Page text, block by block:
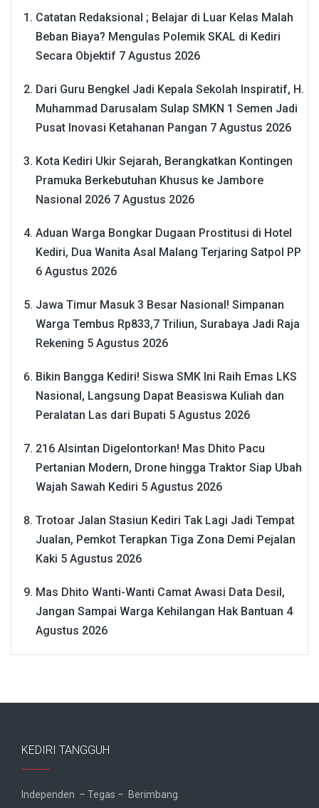
Catatan Redaksional ; Belajar di Luar Kelas Malah
Beban Biaya? Mengulas Polemik SKAL di Kediri
Secara Objektif 7 Agustus 2026
Dari Guru Bengkel Jadi Kepala Sekolah Inspiratif, H.
Muhammad Darusalam Sulap SMKN 1 Semen Jadi
Pusat Inovasi Ketahanan Pangan 7 Agustus 2026
Kota Kediri Ukir Sejarah, Berangkatkan Kontingen
Pramuka Berkebutuhan Khusus ke Jambore
Nasional 2026 7 Agustus 2026
Aduan Warga Bongkar Dugaan Prostitusi di Hotel
Kediri, Dua Wanita Asal Malang Terjaring Satpol PP
6 Agustus 2026
Jawa Timur Masuk 3 Besar Nasional! Simpanan
Warga Tembus Rp833,7 Triliun, Surabaya Jadi Raja
Rekening 5 Agustus 2026
Bikin Bangga Kediri! Siswa SMK Ini Raih Emas LKS
Nasional, Langsung Dapat Beasiswa Kuliah dan
Peralatan Las dari Bupati 5 Agustus 2026
216 Alsintan Digelontorkan! Mas Dhito Pacu
Pertanian Modern, Drone hingga Traktor Siap Ubah
Wajah Sawah Kediri 5 Agustus 2026
Trotoar Jalan Stasiun Kediri Tak Lagi Jadi Tempat
Jualan, Pemkot Terapkan Tiga Zona Demi Pejalan
Kaki 5 Agustus 2026
Mas Dhito Wanti-Wanti Camat Awasi Data Desil,
Jangan Sampai Warga Kehilangan Hak Bantuan 4
Agustus 2026
KEDIRI TANGGUH
Independen – Tegas – Berimbang